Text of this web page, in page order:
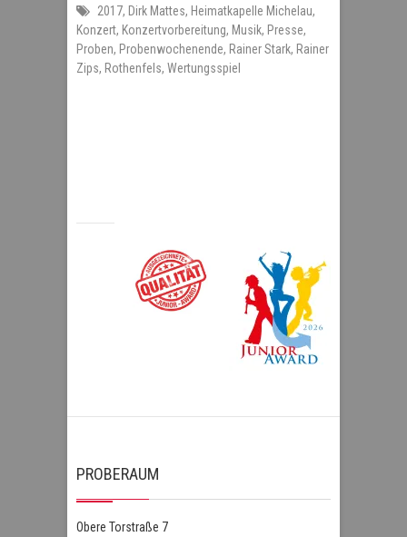
2017, Dirk Mattes, Heimatkapelle Michelau,
Konzert, Konzertvorbereitung, Musik, Presse,
Proben, Probenwochenende, Rainer Stark, Rainer
Zips, Rothenfels, Wertungsspiel
PROBERAUM
Obere Torstraße 7